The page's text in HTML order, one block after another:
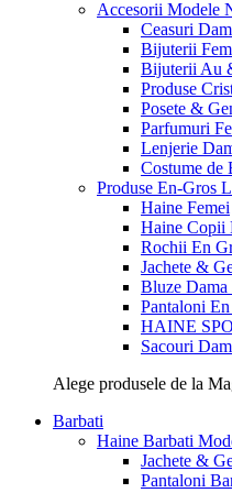
Accesorii Modele
Ceasuri
Bijuterii
Bijuterii Au
Produse
Posete &
Parfumuri
Lenjerie
Costume de
Produse En-Gros
Haine Femei
Haine Copii
Rochii En
Jachete &
Bluze Dama
Pantaloni
HAINE
Sacouri
Alege produsele de la
Barbati
Haine Barbati
Jachete &
Pantaloni